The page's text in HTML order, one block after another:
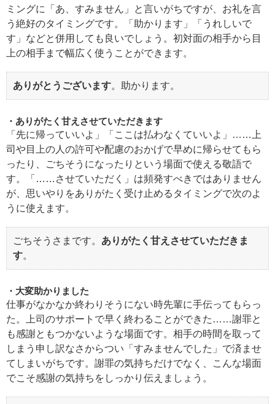
ミングに「あ、すみません」と言いがちですが、お礼を言
う絶好のタイミングです。「助かります」「うれしいで
す」などと併用しても良いでしょう。初対面の相手から目
上の相手まで幅広く使うことができます。
ありがとうございます。助かります。
ありがたく甘えさせていただきます
「先に帰っていいよ」「ここは払わなくていいよ」……上
司や目上の人の許可や配慮のおかげで早めに帰らせてもら
ったり、ごちそうになったりという場面で使える敬語で
す。「……させていただく」は頻発すべきではありません
が、思いやりをありがたく受け止めるタイミングで次のよ
うに使えます。
ごちそうさまです。 ありがたく甘えさせていただきま
す。
大変助かりました
仕事がなかなか終わりそうにない時先輩に手伝ってもらっ
た。上司のサポートで早く終わることができた……謝罪と
も感謝ともつかないような場面です。相手の時間を取って
しまう申し訳なさからつい「すみませんでした」で済ませ
てしまいがちです。謝罪の気持ちだけでなく、こんな場面
でこそ感謝の気持ちをしっかり伝えましょう。